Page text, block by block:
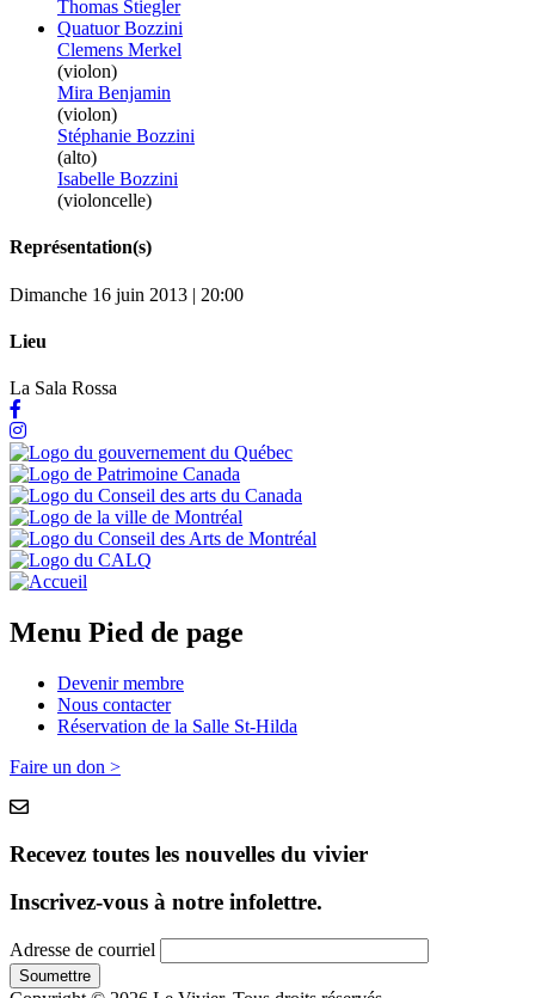
Thomas Stiegler
Quatuor Bozzini
Clemens Merkel
(violon)
Mira Benjamin
(violon)
Stéphanie Bozzini
(alto)
Isabelle Bozzini
(violoncelle)
Représentation(s)
Dimanche 16 juin 2013 | 20:00
Lieu
La Sala Rossa
Menu Pied de page
Devenir membre
Nous contacter
Réservation de la Salle St-Hilda
Faire un don >
Recevez toutes les nouvelles du vivier
Inscrivez-vous à notre infolettre.
Adresse de courriel